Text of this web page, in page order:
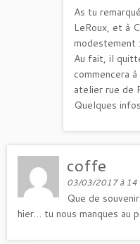
As tu
LeRoux, et à
modestement
Au fait, il
commencera
atelier rue de
Quelques
coffe
03/03/2017 à 14
Que de
hier… tu nous manques au